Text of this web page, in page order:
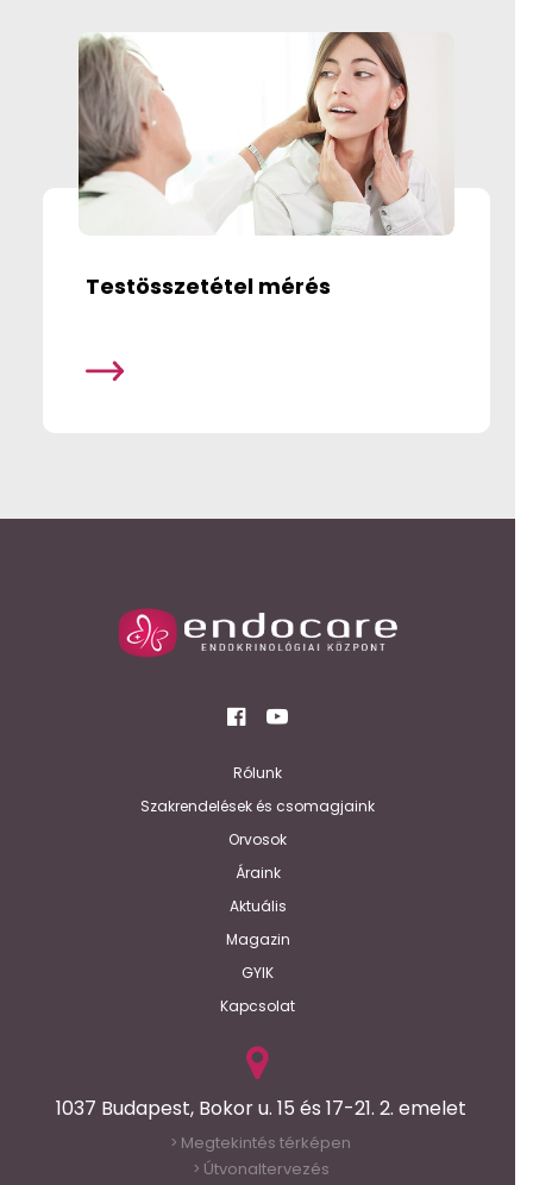
Testösszetétel mérés
Rólunk
Szakrendelések és csomagjaink
Orvosok
Áraink
Aktuális
Magazin
GYIK
Kapcsolat
1037 Budapest, Bokor u. 15 és 17-21. 2. emelet
> Megtekintés térképen
> Útvonaltervezés